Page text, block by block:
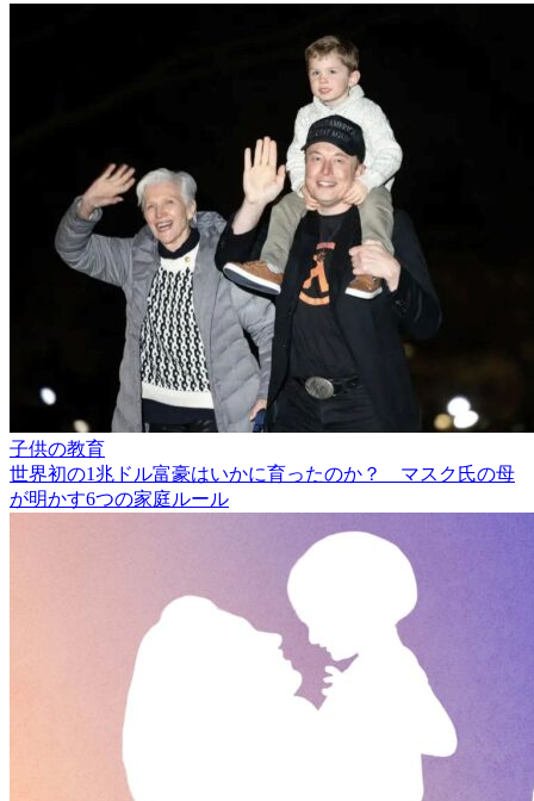
子供の教育
世界初の1兆ドル富豪はいかに育ったのか？ マスク氏の母
が明かす6つの家庭ルール